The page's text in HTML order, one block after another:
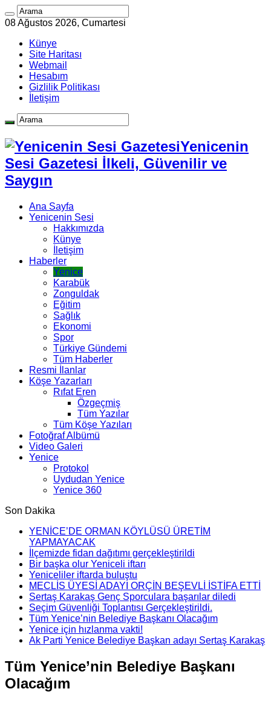
08 Ağustos 2026, Cumartesi
Künye
Site Haritası
Webmail
Hesabım
Gizlilik Politikası
İletişim
Yenicenin
Sesi Gazetesi İlkeli, Güvenilir ve
Saygın
Ana Sayfa
Yenicenin Sesi
Hakkımızda
Künye
İletişim
Haberler
Yenice
Karabük
Zonguldak
Eğitim
Sağlık
Ekonomi
Spor
Türkiye Gündemi
Tüm Haberler
Resmi İlanlar
Köşe Yazarları
Rıfat Eren
Özgeçmiş
Tüm Yazılar
Tüm Köşe Yazıları
Fotoğraf Albümü
Video Galeri
Yenice
Protokol
Uydudan Yenice
Yenice 360
Son Dakika
YENİCE’DE ORMAN KÖYLÜSÜ ÜRETİM
YAPMAYACAK
İlçemizde fidan dağıtımı gerçekleştirildi
Bir başka olur Yeniceli iftarı
Yeniceliler iftarda buluştu
MECLİS ÜYESİ ADAYI ORÇİN BEŞEVLİ İSTİFA ETTİ
Sertaş Karakaş Genç Sporculara başarılar diledi
Seçim Güvenliği Toplantısı Gerçekleştirildi.
Tüm Yenice’nin Belediye Başkanı Olacağım
Yenice için hızlanma vakti!
Ak Parti Yenice Belediye Başkan adayı Sertaş Karakaş
Tüm Yenice’nin Belediye Başkanı
Olacağım